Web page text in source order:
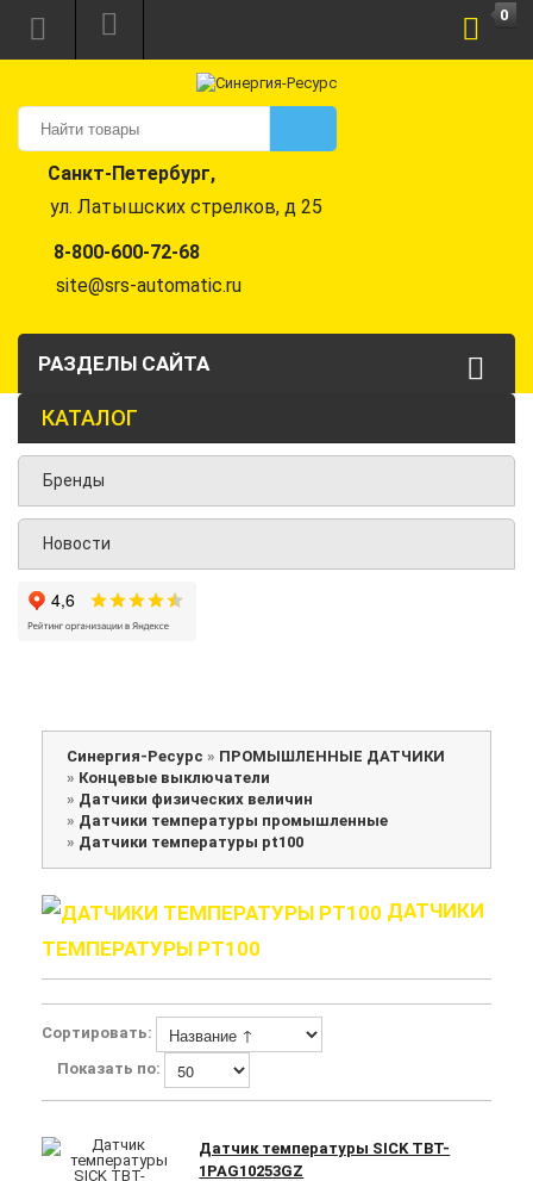
Санкт-Петербург,
ул. Латышских стрелков, д 25
8-800-600-72-68
site@srs-automatic.ru
0
РАЗДЕЛЫ САЙТА
КАТАЛОГ
Бренды
Новости
Синергия-Ресурс » ПРОМЫШЛЕННЫЕ ДАТЧИКИ
» Концевые выключатели
» Датчики физических величин
» Датчики температуры промышленные
» Датчики температуры pt100
ДАТЧИКИ
ТЕМПЕРАТУРЫ PT100
Сортировать:
Показать по:
Датчик температуры SICK TBT-
1PAG10253GZ